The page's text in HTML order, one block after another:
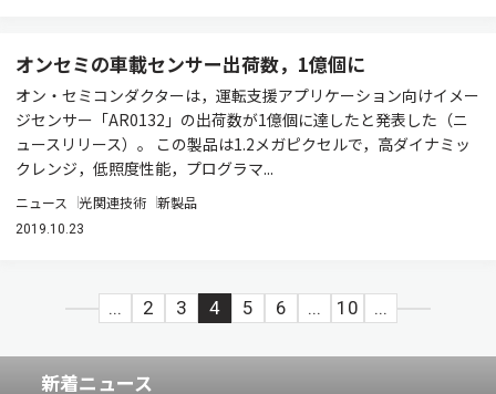
オンセミの車載センサー出荷数，1億個に
オン・セミコンダクターは，運転支援アプリケーション向けイメー
ジセンサー「AR0132」の出荷数が1億個に達したと発表した（ニ
ュースリリース）。 この製品は1.2メガピクセルで，高ダイナミッ
クレンジ，低照度性能，プログラマ...
ニュース 光関連技術 新製品
2019.10.23
... 2 3 4 5 6 ... 10 ...
新着ニュース